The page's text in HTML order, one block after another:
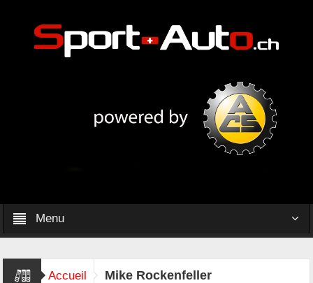
Menu
Accueil Mike Rockenfeller